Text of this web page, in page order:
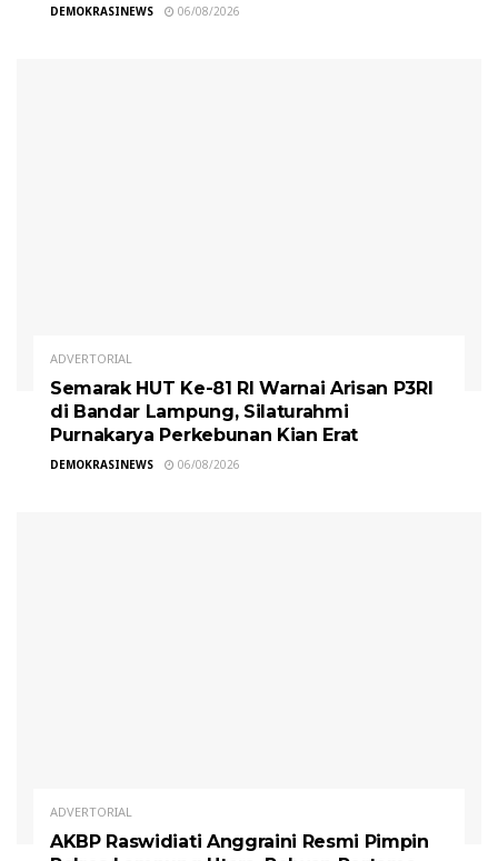
DEMOKRASINEWS 06/08/2026
ADVERTORIAL
Semarak HUT Ke-81 RI Warnai Arisan P3RI
di Bandar Lampung, Silaturahmi
Purnakarya Perkebunan Kian Erat
DEMOKRASINEWS 06/08/2026
ADVERTORIAL
AKBP Raswidiati Anggraini Resmi Pimpin